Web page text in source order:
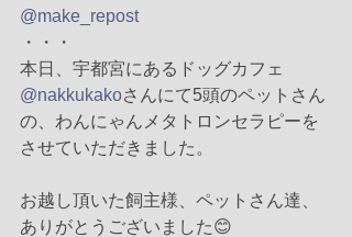
@make_repost
・・・
本日、宇都宮にあるドッグカフェ
@nakkukakoさんにて5頭のペットさん
の、わんにゃんメタトロンセラピーを
させていただきました。
お越し頂いた飼主様、ペットさん達、
ありがとうございました😊